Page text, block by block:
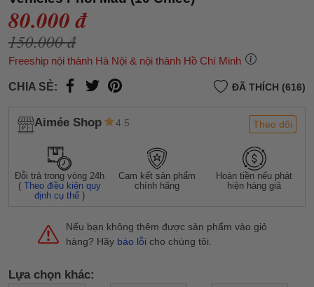
80.000 đ
150.000 đ
Freeship nội thành Hà Nội & nội thành Hồ Chí Minh
CHIA SẺ: ĐÃ THÍCH (616)
Aimée Shop 4.5 Theo dõi
Đỗi trả trong vòng 24h
(Theo điều kiện quy
định cụ thể )
Cam kết sản phẩm
chính hãng
Hoàn tiền nếu phát
hiện hàng giả
Nếu bạn không thêm được sản phẩm vào giỏ
hàng? Hãy báo lỗi cho chúng tôi.
Lựa chọn khác: